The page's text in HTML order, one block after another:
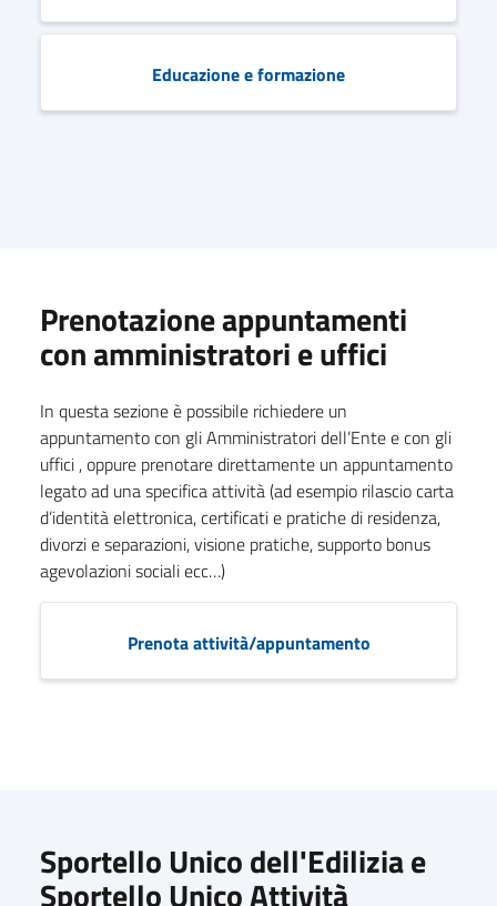
Educazione e formazione
Prenotazione appuntamenti
con amministratori e uffici
In questa sezione è possibile richiedere un
appuntamento con gli Amministratori dell’Ente e con gli
uffici , oppure prenotare direttamente un appuntamento
legato ad una specifica attività (ad esempio rilascio carta
d’identità elettronica, certificati e pratiche di residenza,
divorzi e separazioni, visione pratiche, supporto bonus
agevolazioni sociali ecc…)
Prenota attività/appuntamento
Sportello Unico dell'Edilizia e
Sportello Unico Attività